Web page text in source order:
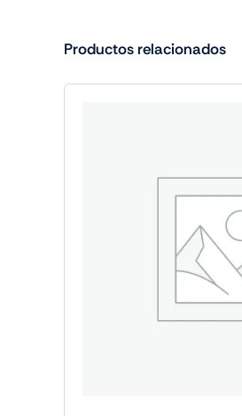
Productos relacionados